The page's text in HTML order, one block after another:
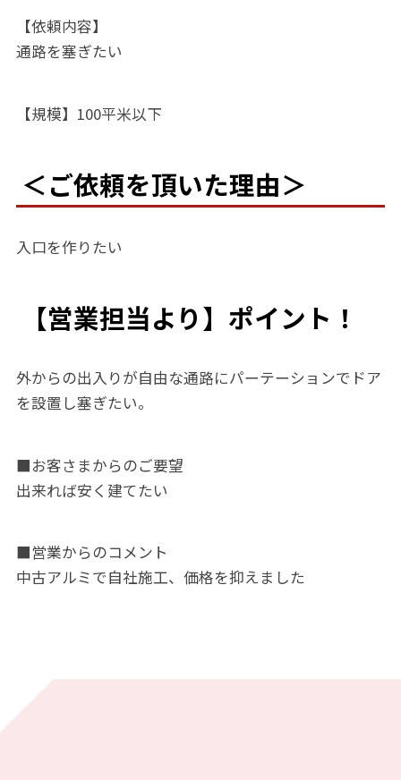
【依頼内容】
通路を塞ぎたい
【規模】100平米以下
＜ご依頼を頂いた理由＞
入口を作りたい
【営業担当より】ポイント！
外からの出入りが自由な通路にパーテーションでドア
を設置し塞ぎたい。
■お客さまからのご要望
出来れば安く建てたい
■営業からのコメント
中古アルミで自社施工、価格を抑えました